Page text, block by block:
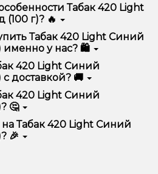
Табак 420 Light
г)? 🔥
Лимонад (100 г) отличается
удобством использования и
Табак 420 Light Синий
именно у нас? 🛍️
оригинальную продукцию,
выгодные цены и быструю
у нас регулярные акции и
420 Light Синий
доставкой? 🚚
в несколько кликов:
420 Light Синий Лимонад
заказа.
заказ – мы быстро отправим его
420 Light Синий
🤔
предпочтений – например,
размер, материал и тип
и вкус. Наши
Табак 420 Light Синий
🎉
Следите за